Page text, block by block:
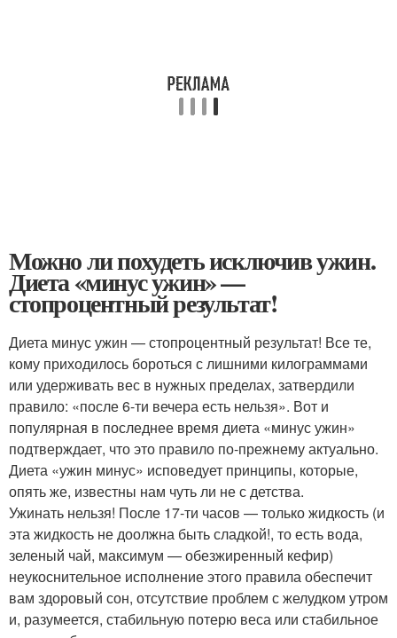
Можно ли похудеть исключив ужин.
Диета «минус ужин» —
стопроцентный результат!
Диета минус ужин — стопроцентный результат! Все те,
кому приходилось бороться с лишними килограммами
или удерживать вес в нужных пределах, затвердили
правило: «после 6-ти вечера есть нельзя». Вот и
популярная в последнее время диета «минус ужин»
подтверждает, что это правило по-прежнему актуально.
Диета «ужин минус» исповедует принципы, которые,
опять же, известны нам чуть ли не с детства.
Ужинать нельзя! После 17-ти часов — только жидкость (и
эта жидкость не доолжна быть сладкой!, то есть вода,
зеленый чай, максимум — обезжиренный кефир)
неукоснительное исполнение этого правила обеспечит
вам здоровый сон, отсутствие проблем с желудком утром
и, разумеется, стабильную потерю веса или стабильное